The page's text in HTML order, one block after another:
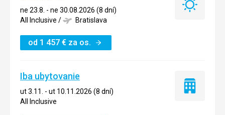
ne 23.8. - ne 30.08.2026 (8 dní)
All Inclusive / Bratislava
od 1 457 € za os.
Leto
Iba ubytovanie
ut 3.11. - ut 10.11.2026 (8 dní)
All Inclusive
Iba